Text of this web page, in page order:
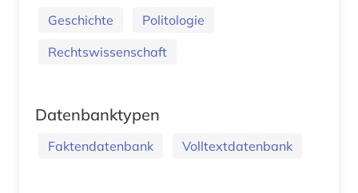
Geschichte
Politologie
Rechtswissenschaft
Datenbanktypen
Faktendatenbank Volltextdatenbank